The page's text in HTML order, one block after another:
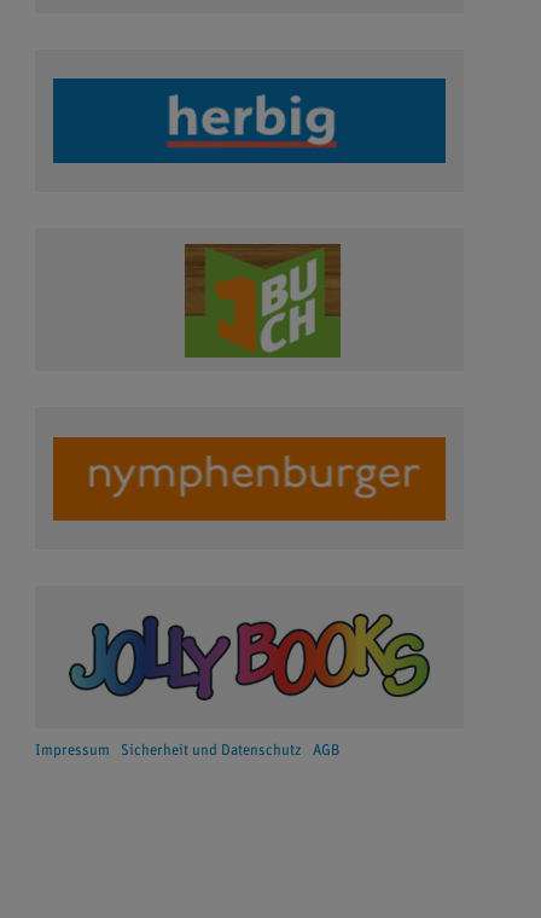
Impressum Sicherheit und Datenschutz AGB